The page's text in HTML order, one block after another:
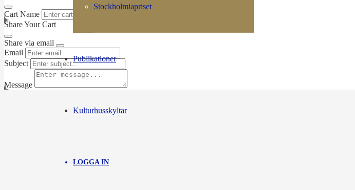
Stockholmiapriset
Publikationer
Kulturhusskyltar
LOGGA IN
Cart Name
Share Your Cart
Share via email
Email
Subject
Message